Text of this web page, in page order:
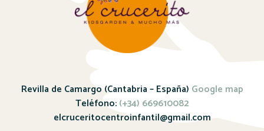
Revilla de Camargo (Cantabria – España) Google map
Teléfono:(+34) 669610082
elcruceritocentroinfantil@gmail.com